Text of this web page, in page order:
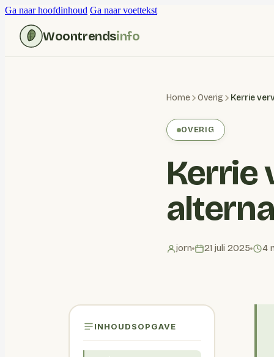
Ga naar hoofdinhoud Ga naar voettekst
Woontrendsinfo
Home Overig
OVERIG
Kerrie
jorn 21 juli 2025 4
INHOUDSOPGAVE